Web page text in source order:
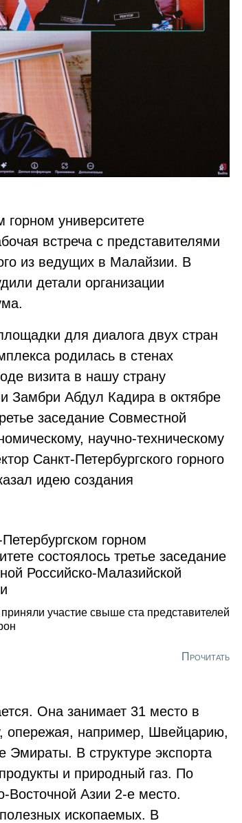
горном университете
встреча с представителями
из ведущих в Малайзии. В
детали организации
для диалога двух стран
родилась в стенах
визита в нашу страну
Замбри Абдул Кадира в октябре
заседание Совместной
научно-техническому
Санкт-Петербургского горного
идею создания
горном
состоялось третье заседание
Российско-Малазийской
участие свыше ста представителей
Прочитать
Она занимает 31 место в
опережая, например, Швейцарию,
В структуре экспорта
и природный газ. По
Азии 2-е место.
ископаемых. В